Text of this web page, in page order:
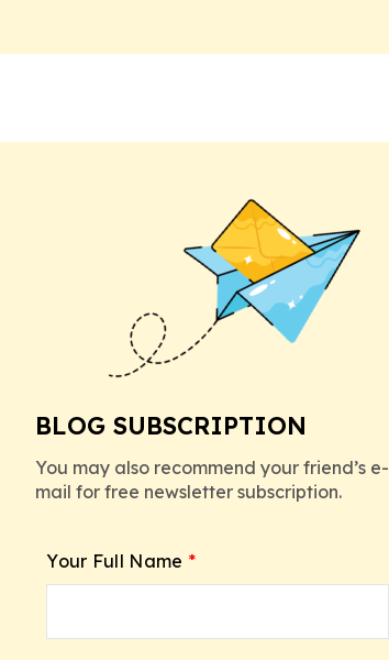
BLOG SUBSCRIPTION
You may also recommend your friend’s e-
mail for free newsletter subscription.
Your Full Name *